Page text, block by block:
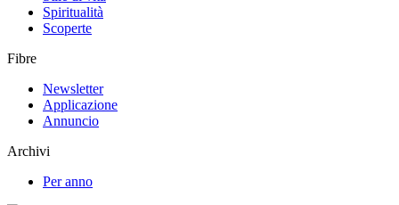
Spiritualità
Scoperte
Fibre
Newsletter
Applicazione
Annuncio
Archivi
Per anno